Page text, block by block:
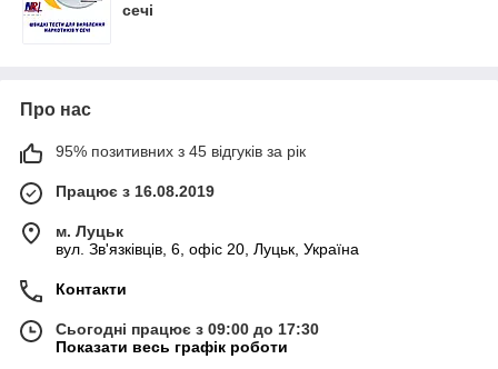
сечі
Про нас
95% позитивних з 45 відгуків за рік
Працює з 16.08.2019
м. Луцьк
вул. Зв'язківців, 6, офіс 20, Луцьк, Україна
Контакти
Сьогодні працює з 09:00 до 17:30
Показати весь графік роботи